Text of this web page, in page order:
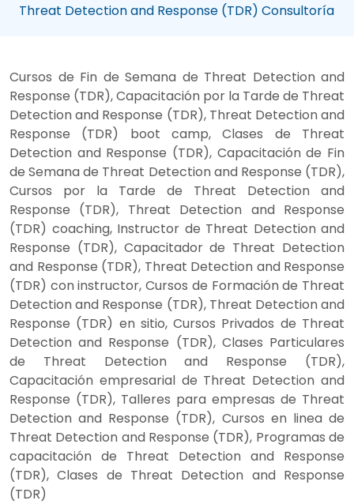
Threat Detection and Response (TDR) Consultoría
Cursos de Fin de Semana de Threat Detection and
Response (TDR), Capacitación por la Tarde de Threat
Detection and Response (TDR), Threat Detection and
Response (TDR) boot camp, Clases de Threat
Detection and Response (TDR), Capacitación de Fin
de Semana de Threat Detection and Response (TDR),
Cursos por la Tarde de Threat Detection and
Response (TDR), Threat Detection and Response
(TDR) coaching, Instructor de Threat Detection and
Response (TDR), Capacitador de Threat Detection
and Response (TDR), Threat Detection and Response
(TDR) con instructor, Cursos de Formación de Threat
Detection and Response (TDR), Threat Detection and
Response (TDR) en sitio, Cursos Privados de Threat
Detection and Response (TDR), Clases Particulares
de Threat Detection and Response (TDR),
Capacitación empresarial de Threat Detection and
Response (TDR), Talleres para empresas de Threat
Detection and Response (TDR), Cursos en linea de
Threat Detection and Response (TDR), Programas de
capacitación de Threat Detection and Response
(TDR), Clases de Threat Detection and Response
(TDR)